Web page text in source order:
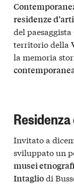
residenze
del paesaggista
territorio della
la memoria
Invitato a
sviluppato un
musei
Intagliodi